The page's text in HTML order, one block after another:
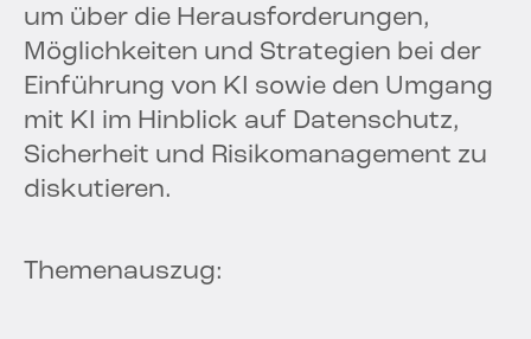
um über die Herausforderungen,
Möglichkeiten und Strategien bei der
Einführung von KI sowie den Umgang
mit KI im Hinblick auf Datenschutz,
Sicherheit und Risikomanagement zu
diskutieren.
Themenauszug: